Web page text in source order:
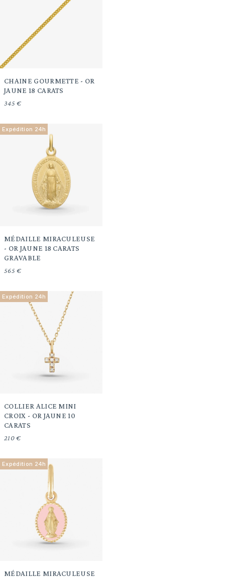
CHAINE GOURMETTE - OR
JAUNE 18 CARATS
345 €
Expédition 24h
MÉDAILLE MIRACULEUSE
- OR JAUNE 18 CARATS
GRAVABLE
565 €
Expédition 24h
COLLIER ALICE MINI
CROIX - OR JAUNE 10
CARATS
210 €
Expédition 24h
MÉDAILLE MIRACULEUSE